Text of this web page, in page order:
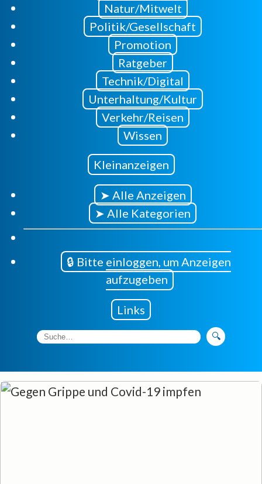
Natur/Mitwelt
Politik/Gesellschaft
Promotion
Ratgeber
Technik/Digital
Unterhaltung/Kultur
Verkehr/Reisen
Wissen
Kleinanzeigen
➤ Alle Anzeigen
➤ Alle Kategorien
🔒 Bitte einloggen, um Anzeigen
aufzugeben
Links
🔍